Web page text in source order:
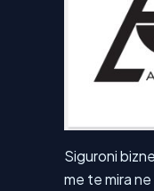
Siguroni
me te mira